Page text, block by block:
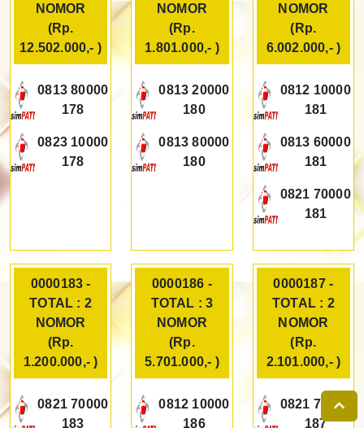
NOMOR
(Rp.
12.502.000,- )
0813 80000
178
0823 10000
178
NOMOR
(Rp.
1.801.000,- )
0813 20000
180
0813 80000
180
NOMOR
(Rp.
6.002.000,- )
0812 10000
181
0813 60000
181
0821 70000
181
0000183 -
TOTAL : 2
NOMOR
(Rp.
1.200.000,- )
0821 70000
183
0000186 -
TOTAL : 3
NOMOR
(Rp.
5.701.000,- )
0812 10000
186
0000187 -
TOTAL : 2
NOMOR
(Rp.
2.101.000,- )
0821 70000
187